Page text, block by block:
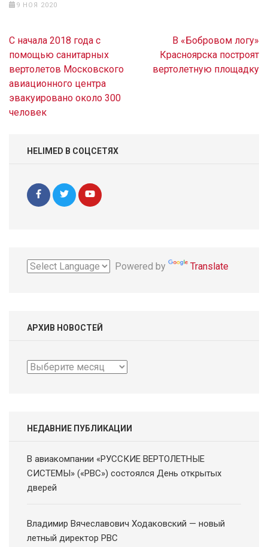
9 НОЯ 2020
Навигация
по
записям
С начала 2018 года с
помощью санитарных
вертолетов Московского
авиационного центра
эвакуировано около 300
человек
В «Бобровом логу»
Красноярска построят
вертолетную площадку
HELIMED В СОЦСЕТЯХ
Powered by Translate
АРХИВ НОВОСТЕЙ
Архив
НЕДАВНИЕ ПУБЛИКАЦИИ
В авиакомпании «РУССКИЕ ВЕРТОЛЕТНЫЕ
СИСТЕМЫ» («РВС») состоялся День открытых
дверей
Владимир Вячеславович Ходаковский — новый
летный директор РВС